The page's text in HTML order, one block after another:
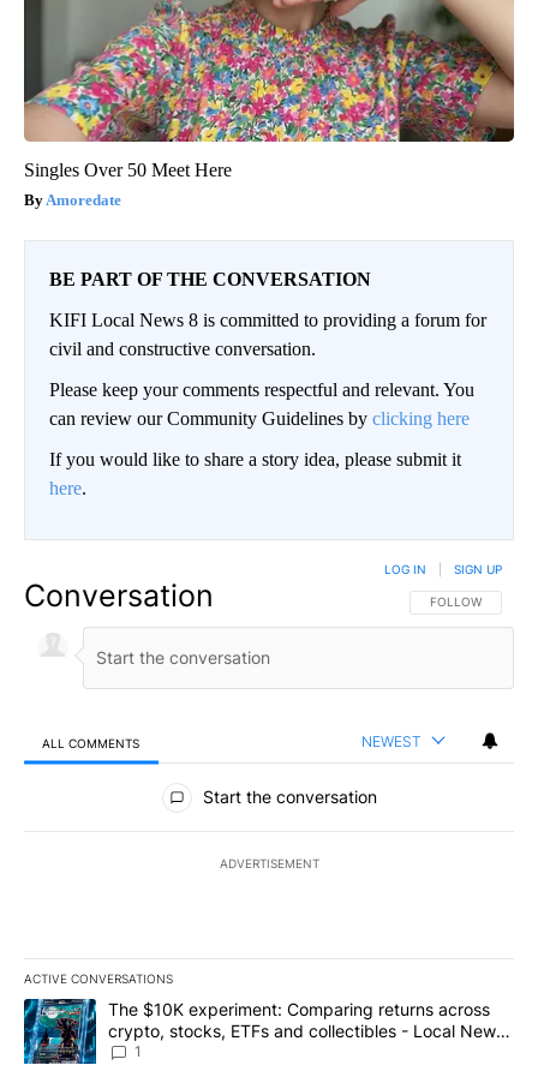
Singles Over 50 Meet Here
Amoredate
BE PART OF THE CONVERSATION
KIFI Local News 8 is committed to providing a forum for
civil and constructive conversation.
Please keep your comments respectful and relevant. You
can review our Community Guidelines by clicking here
If you would like to share a story idea, please submit it
here.
Conversation FOLLOW THIS
FOLLOW
LOG IN SIGN UP
ALL COMMENTS NEWEST
All Comments
Start the conversation
ADVERTISEMENT
ACTIVE CONVERSATIONS
The following is a list of the most commented articles in the last
A trending article titled "The $10K experiment: Comparing
The $10K experiment: Comparing returns across
crypto, stocks, ETFs and collectibles - Local News
8
1